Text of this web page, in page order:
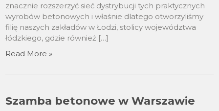
znacznie rozszerzyć sieć dystrybucji tych praktycznych
wyrobów betonowych i właśnie dlatego otworzyliśmy
filię naszych zakładów w Łodzi, stolicy województwa
łódzkiego, gdzie również […]
Read More »
Szamba betonowe w Warszawie